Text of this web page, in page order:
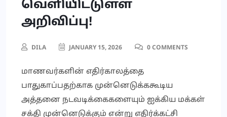
வெளியிட்டுள்ள
அறிவிப்பு!
DILA JANUARY 15, 2026 0 COMMENTS
மாணவர்களின் எதிர்காலத்தை
பாதுகாப்பதற்காக முன்னெடுக்ககூடிய
அத்தனை நடவடிக்கைகளையும் ஐக்கிய மக்கள்
சக்தி முன்னெடுக்கும் என்று எதிர்க்கட்சி